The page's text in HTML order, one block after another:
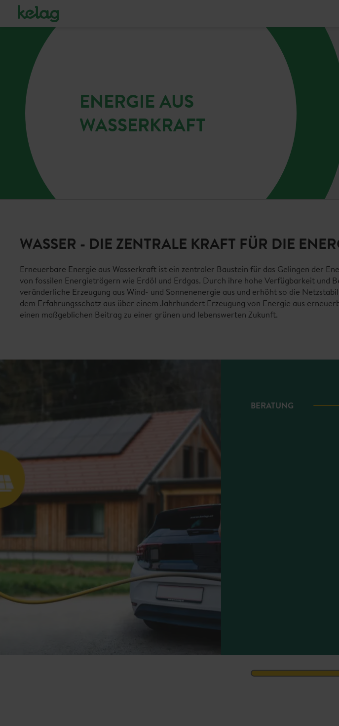
ENERGIE
AUS
WASSERKRAFTENERGIE AUS
WASSERKRAFT
WASSER - DIE ZENTRALE KRAFT FÜR DIE
Erneuerbare Energie aus Wasserkraft ist ein zentraler Baustein für das Gelingen der
von fossilen Energieträgern wie Erdöl und Erdgas. Durch ihre hohe Verfügbarkeit und
veränderliche Erzeugung aus Wind- und Sonnenenergie aus und erhöht so die
dem Erfahrungsschatz aus über einem Jahrhundert Erzeugung von Energie aus
einen maßgeblichen Beitrag zu einer grünen und lebenswerten Zukunft.
BERATUNG